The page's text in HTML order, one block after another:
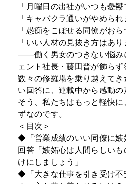
「月曜日の出社がいつも憂鬱
「キャバクラ通いがやめられ
「愚痴をこぼせる同僚がおら
「いい人材の見抜き方はあり
――働く男女のつきない悩み
ェント社長・藤田晋が飾らず
数々の修羅場を乗り越えて
い回答に、連載中から感動の
そう、私たちはもっと軽快
ずなのです。
＜目次＞
◆「営業成績のいい同僚に嫉
回答「嫉妬心は人間らしい
けにしましょう」
◆「大きな仕事を引き受け不